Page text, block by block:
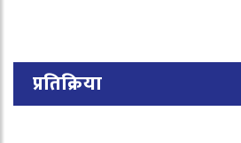
प्रतिक्रिया